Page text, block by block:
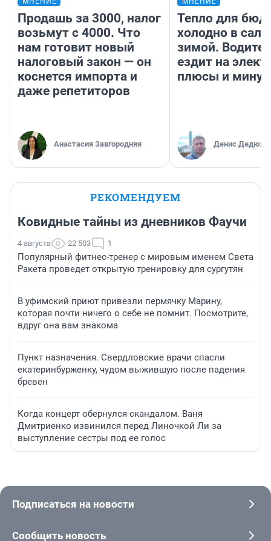
Продашь за 3000, налог
возьмут с 4000. Что
нам готовит новый
налоговый закон — он
коснется импорта и
даже репетиторов
Анастасия Завгородняя
Тепло для
холодно в
зимой.
ездит на
плюсы и
Денис
РЕКОМЕНДУЕМ
Ковидные тайны из дневников Фаучи
4 августа 22 503 1
Популярный фитнес-тренер с мировым именем Света
Ракета проведет открытую тренировку для сургутян
В уфимский приют привезли пермячку Марину,
которая почти ничего о себе не помнит. Посмотрите,
вдруг она вам знакома
Пункт назначения. Свердловские врачи спасли
екатеринбурженку, чудом выжившую после падения
бревен
Когда концерт обернулся скандалом. Ваня
Дмитриенко извинился перед Линочкой Ли за
выступление сестры под ее голос
Подписаться на новости
Сообщить новость